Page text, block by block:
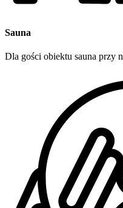
Sauna
Dla gości obiektu sauna przy